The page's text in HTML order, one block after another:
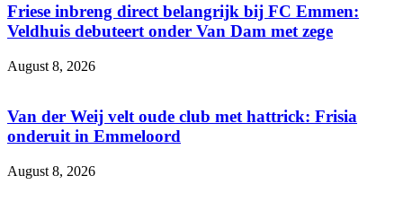
Friese inbreng direct belangrijk bij FC Emmen:
Veldhuis debuteert onder Van Dam met zege
August 8, 2026
Van der Weij velt oude club met hattrick: Frisia
onderuit in Emmeloord
August 8, 2026